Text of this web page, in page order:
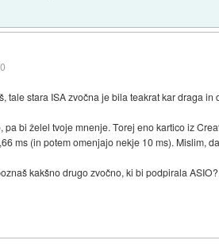
tale stara ISA zvočna je bila teakrat kar draga in
pa bi želel tvoje mnenje. Torej eno kartico iz
ms (in potem omenjajo nekje 10 ms). Mislim,
kakšno drugo zvočno, ki bi podpirala ASIO?